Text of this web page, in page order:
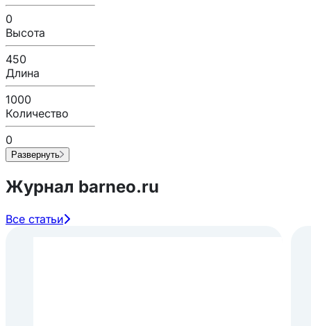
0
Высота
450
Длина
1000
Количество
0
Развернуть
Журнал barneo.ru
Все статьи